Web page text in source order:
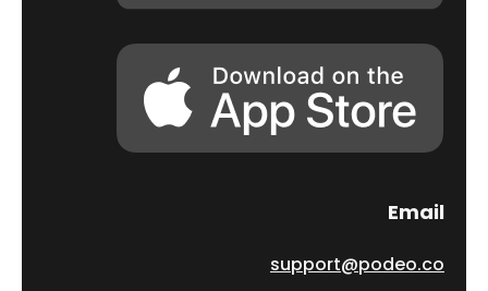
Email
support@podeo.co